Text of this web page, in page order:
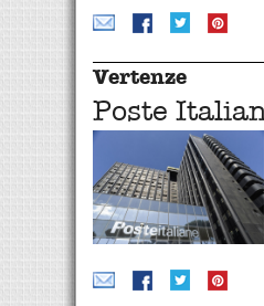
Vertenze
Poste